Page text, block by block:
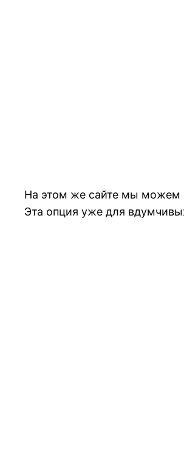
На этом же сайте мы можем
Эта опция уже для